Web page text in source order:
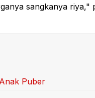
sangkanya riya,"
Puber